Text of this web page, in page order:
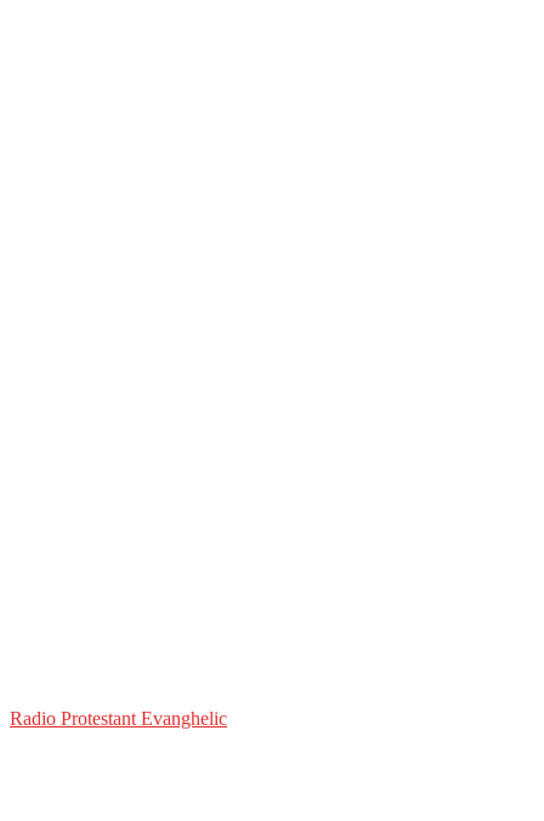
Radio Protestant Evanghelic